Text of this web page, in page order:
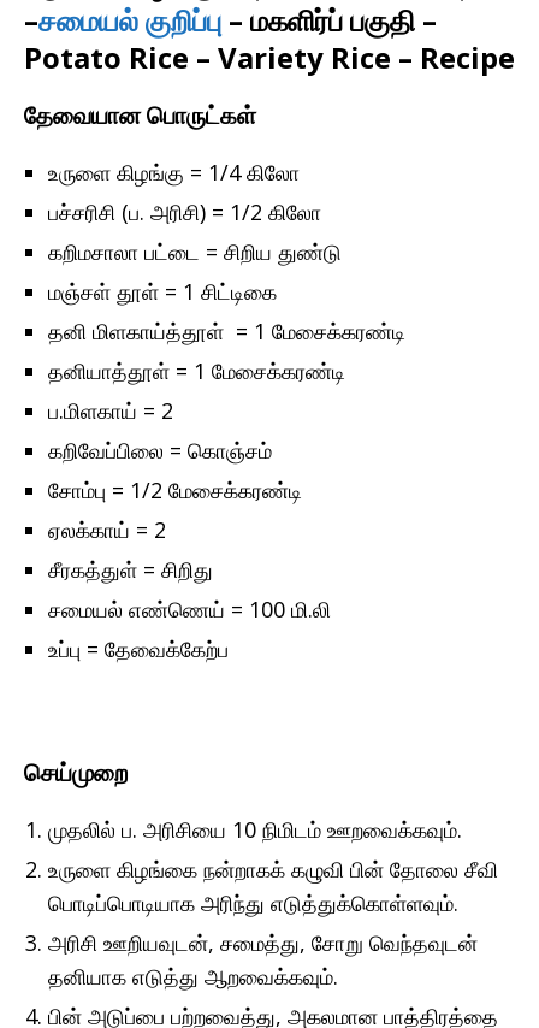
–சமையல் குறிப்பு – மகளிர்ப் பகுதி –
Potato Rice – Variety Rice – Recipe
தேவையான பொருட்கள்
உருளை கிழங்கு = 1/4 கிலோ
பச்சரிசி (ப. அரிசி) = 1/2 கிலோ
கறிமசாலா பட்டை = சிறிய துண்டு
மஞ்சள் தூள் = 1 சிட்டிகை
தனி மிளகாய்த்தூள் = 1 மேசைக்கரண்டி
தனியாத்தூள் = 1 மேசைக்கரண்டி
ப.மிளகாய் = 2
கறிவேப்பிலை = கொஞ்சம்
சோம்பு = 1/2 மேசைக்கரண்டி
ஏலக்காய் = 2
சீரகத்துள் = சிறிது
சமையல் எண்ணெய் = 100 மி.லி
உப்பு = தேவைக்கேற்ப
செய்முறை
முதலில் ப. அரிசியை 10 நிமிடம் ஊறவைக்கவும்.
உருளை கிழங்கை நன்றாகக் கழுவி பின் தோலை சீவி
பொடிப்பொடியாக அரிந்து எடுத்துக்கொள்ளவும்.
அரிசி ஊறியவுடன், சமைத்து, சோறு வெந்தவுடன்
தனியாக எடுத்து ஆறவைக்கவும்.
பின் அடுப்பை பற்றவைத்து, அகலமான பாத்திரத்தை